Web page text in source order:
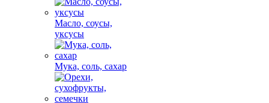
Масло, соусы,
уксусы
Мука, соль, сахар